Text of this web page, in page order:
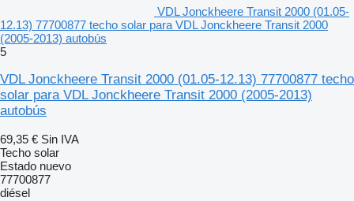
VDL Jonckheere Transit 2000 (01.05-
12.13) 77700877 techo solar para VDL Jonckheere Transit 2000
(2005-2013) autobús
5
VDL Jonckheere Transit 2000 (01.05-12.13) 77700877 techo
solar para VDL Jonckheere Transit 2000 (2005-2013)
autobús
69,35 € Sin IVA
Techo solar
Estado nuevo
77700877
diésel